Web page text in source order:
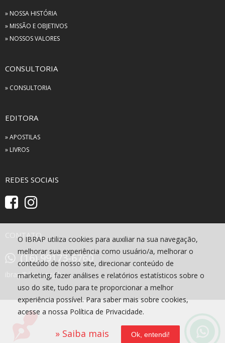
» NOSSA HISTÓRIA
» MISSÃO E OBJETIVOS
» NOSSOS VALORES
CONSULTORIA
» CONSULTORIA
EDITORA
» APOSTILAS
» LIVROS
REDES SOCIAIS
CONTATO
(16) 99173-6760
ibrap@ibrap.org.br
O IBRAP utiliza cookies para auxiliar na sua navegação,
melhorar sua experiência como usuário/a, melhorar o
conteúdo de nosso site, direcionar conteúdo de
marketing, fazer análises e relatórios estatísticos sobre o
uso do site, tudo para te proporcionar a melhor
experiência possível. Para saber mais sobre cookies,
acesse a nossa Política de Privacidade.
» Saiba mais Ok, entendi!